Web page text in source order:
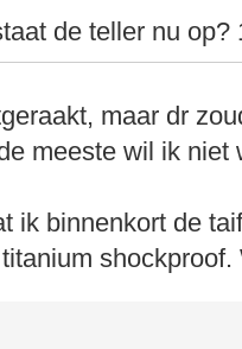
de teller nu
maar dr
meeste wil ik niet
ik binnenkort de